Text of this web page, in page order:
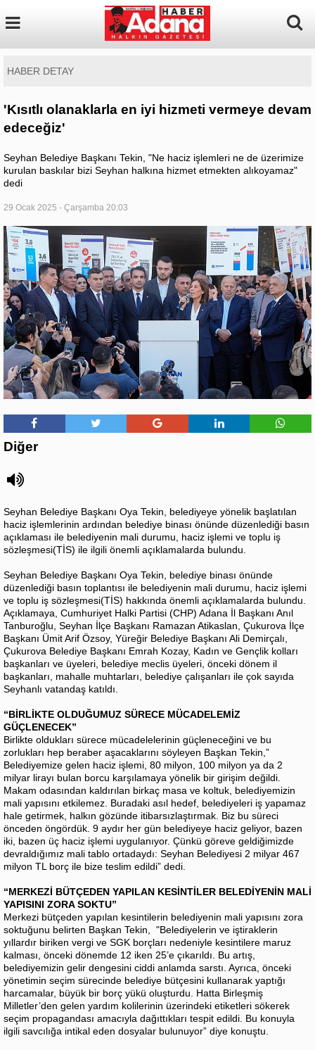
HABER DETAY
'Kısıtlı olanaklarla en iyi hizmeti vermeye devam
edeceğiz'
Seyhan Belediye Başkanı Tekin, "Ne haciz işlemleri ne de üzerimize
kurulan baskılar bizi Seyhan halkına hizmet etmekten alıkoyamaz"
dedi
29 Ocak 2025 - Çarşamba 20:03
Diğer
Seyhan Belediye Başkanı Oya Tekin, belediyeye yönelik başlatılan
haciz işlemlerinin ardından belediye binası önünde düzenlediği basın
açıklaması ile belediyenin mali durumu, haciz işlemi ve toplu iş
sözleşmesi(TİS) ile ilgili önemli açıklamalarda bulundu.
Seyhan Belediye Başkanı Oya Tekin, belediye binası önünde
düzenlediği basın toplantısı ile belediyenin mali durumu, haciz işlemi
ve toplu iş sözleşmesi(TİS) hakkında önemli açıklamalarda bulundu.
Açıklamaya, Cumhuriyet Halki Partisi (CHP) Adana İl Başkanı Anıl
Tanburoğlu, Seyhan İlçe Başkanı Ramazan Atikaslan, Çukurova İlçe
Başkanı Ümit Arif Özsoy, Yüreğir Belediye Başkanı Ali Demirçalı,
Çukurova Belediye Başkanı Emrah Kozay, Kadın ve Gençlik kolları
başkanları ve üyeleri, belediye meclis üyeleri, önceki dönem il
başkanları, mahalle muhtarları, belediye çalışanları ile çok sayıda
Seyhanlı vatandaş katıldı.
“BİRLİKTE OLDUĞUMUZ SÜRECE MÜCADELEMİZ
GÜÇLENECEK”
Birlikte oldukları sürece mücadelelerinin güçleneceğini ve bu
zorlukları hep beraber aşacaklarını söyleyen Başkan Tekin,”
Belediyemize gelen haciz işlemi, 80 milyon, 100 milyon ya da 2
milyar lirayı bulan borcu karşılamaya yönelik bir girişim değildi.
Makam odasından kaldırılan birkaç masa ve koltuk, belediyemizin
mali yapısını etkilemez. Buradaki asıl hedef, belediyeleri iş yapamaz
hale getirmek, halkın gözünde itibarsızlaştırmak. Biz bu süreci
önceden öngördük. 9 aydır her gün belediyeye haciz geliyor, bazen
iki, bazen üç haciz işlemi uygulanıyor. Çünkü göreve geldiğimizde
devraldığımız mali tablo ortadaydı: Seyhan Belediyesi 2 milyar 467
milyon TL borç ile bize teslim edildi” dedi.
“MERKEZİ BÜTÇEDEN YAPILAN KESİNTİLER BELEDİYENİN MALİ
YAPISINI ZORA SOKTU”
Merkezi bütçeden yapılan kesintilerin belediyenin mali yapısını zora
soktuğunu belirten Başkan Tekin, "Belediyelerin ve iştiraklerin
yıllardır biriken vergi ve SGK borçları nedeniyle kesintilere maruz
kalması, önceki dönemde 12 iken 25’e çıkarıldı. Bu artış,
belediyemizin gelir dengesini ciddi anlamda sarstı. Ayrıca, önceki
yönetimin seçim sürecinde belediye bütçesini kullanarak yaptığı
harcamalar, büyük bir borç yükü oluşturdu. Hatta Birleşmiş
Milletler’den gelen yardım kolilerinin üzerindeki etiketleri sökerek
seçim propagandası amacıyla dağıttıkları tespit edildi. Bu konuyla
ilgili savcılığa intikal eden dosyalar bulunuyor” diye konuştu.